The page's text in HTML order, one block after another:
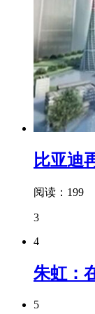
比亚迪
阅读：199
3
4
朱虹：
5